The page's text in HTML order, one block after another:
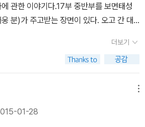
관한 이야기다.17부 중반부를 보면태성
분)가 주고받는 장면이 있다. 오고 간 대
에 대한 모든 증거를 가지고 있습니다. 나석
리고 사진... 언젠가 당신이 나에게 말했었
: 눈에 보이는 것조차 보
은... 태성: 눈에 보이는 것과
부터 찾으면 됩니다. 정말 궁금하군요. 당
더보기
01-28